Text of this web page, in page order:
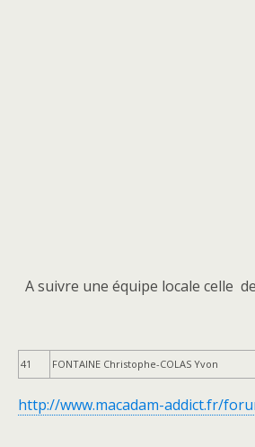
A suivre une équipe locale celle de
41 FONTAINE Christophe-COLAS Yvon
http://www.macadam-addict.fr/